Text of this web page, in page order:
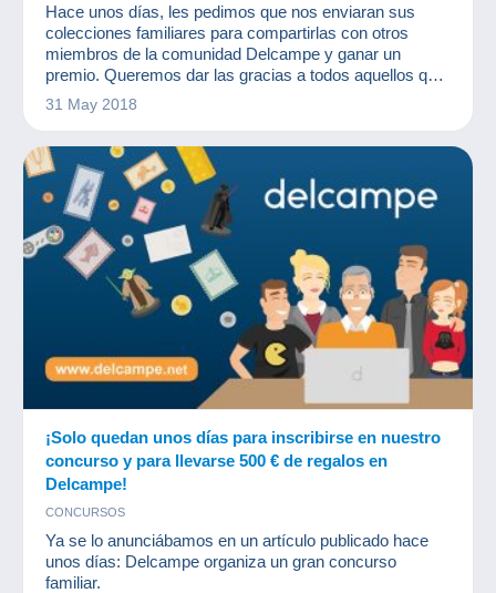
Hace unos días, les pedimos que nos enviaran sus
colecciones familiares para compartirlas con otros
miembros de la comunidad Delcampe y ganar un
premio. Queremos dar las gracias a todos aquellos que
participaron... fue maravilloso comprobar que el
coleccionismo forma parte de la vida de tantas
31 May 2018
¡Solo quedan unos días para inscribirse en nuestro
concurso y para llevarse 500 € de regalos en
Delcampe!
CONCURSOS
Ya se lo anunciábamos en un artículo publicado hace
unos días: Delcampe organiza un gran concurso
familiar.